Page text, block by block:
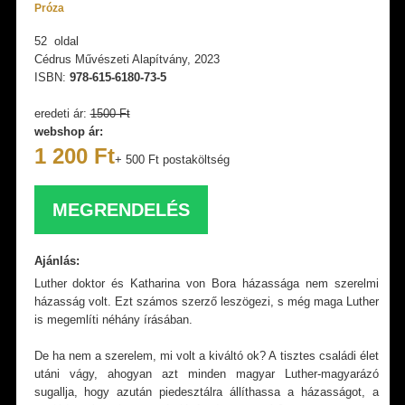
Próza
52 oldal
Cédrus Művészeti Alapítvány, 2023
ISBN: 978-615-6180-73-5
eredeti ár:1500 Ft
webshop ár:
1 200 Ft+ 500 Ft postaköltség
MEGRENDELÉS
Ajánlás:
Luther doktor és Katharina von Bora házassága nem szerelmi
házasság volt. Ezt számos szerző leszögezi, s még maga Luther
is megemlíti néhány írásában.
De ha nem a szerelem, mi volt a kiváltó ok? A tisztes családi élet
utáni vágy, ahogyan azt minden magyar Luther-magyarázó
sugallja, hogy azután piedesztálra állíthassa a házasságot, a